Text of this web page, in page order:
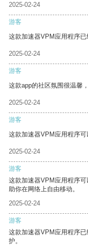
2025-02-24
游客
这款加速器VPM应用程序已
2025-02-24
游客
这款app的社区氛围很温馨
2025-02-24
游客
这款加速器VPM应用程序可
2025-02-24
游客
这款加速器VPM应用程序
助你在网络上自由移动。
2025-02-24
游客
这款加速器VPM应用程序
护。